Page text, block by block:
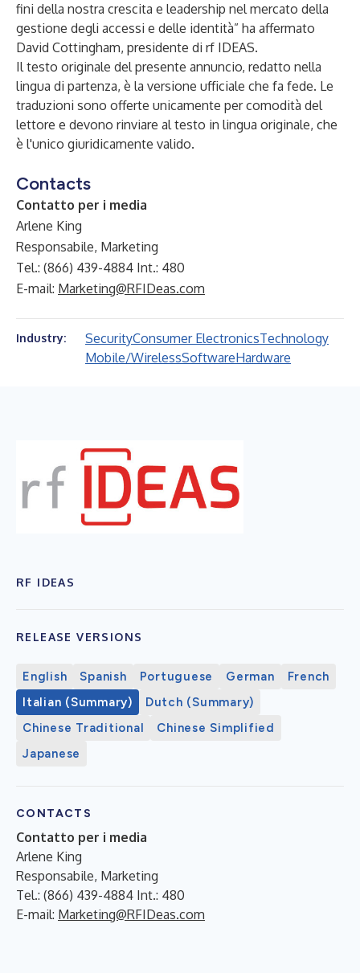
fini della nostra crescita e leadership nel mercato della
gestione degli accessi e delle identità” ha affermato
David Cottingham, presidente di rf IDEAS.
Il testo originale del presente annuncio, redatto nella
lingua di partenza, è la versione ufficiale che fa fede. Le
traduzioni sono offerte unicamente per comodità del
lettore e devono rinviare al testo in lingua originale, che
è l'unico giuridicamente valido.
Contacts
Contatto per i media
Arlene King
Responsabile, Marketing
Tel.: (866) 439-4884 Int.: 480
E-mail: Marketing@RFIDeas.com
Industry: SecurityConsumer ElectronicsTechnology
Mobile/WirelessSoftwareHardware
RF IDEAS
RELEASE VERSIONS
English Spanish Portuguese German
French
Italian (Summary)
Dutch (Summary)
Chinese Traditional
Chinese Simplified
Japanese
CONTACTS
Contatto per i media
Arlene King
Responsabile, Marketing
Tel.: (866) 439-4884 Int.: 480
E-mail: Marketing@RFIDeas.com